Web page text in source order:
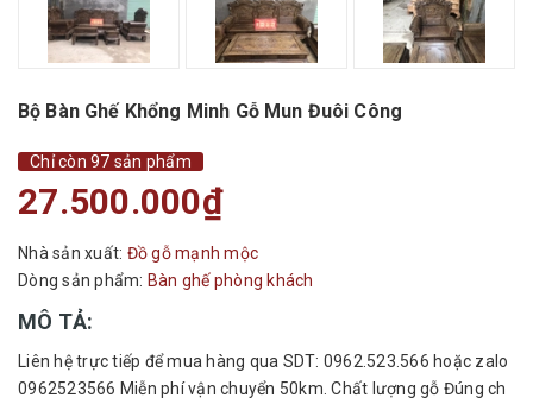
Bộ Bàn Ghế Khổng Minh Gỗ Mun Đuôi Công
Chỉ còn 97 sản phẩm
27.500.000₫
Nhà sản xuất: Đồ gỗ mạnh mộc
Dòng sản phẩm: Bàn ghế phòng khách
MÔ TẢ:
Liên hệ trực tiếp để mua hàng qua SDT: 0962.523.566 hoặc zalo
0962523566 Miễn phí vận chuyển 50km. Chất lượng gỗ Đúng ch